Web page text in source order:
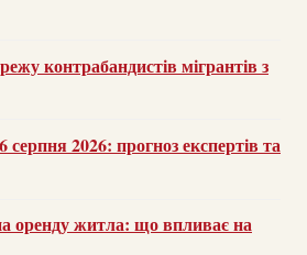
контрабандистів мігрантів з
2026: прогноз експертів та
оренду житла: що впливає на